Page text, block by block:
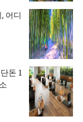
어디
돈 1